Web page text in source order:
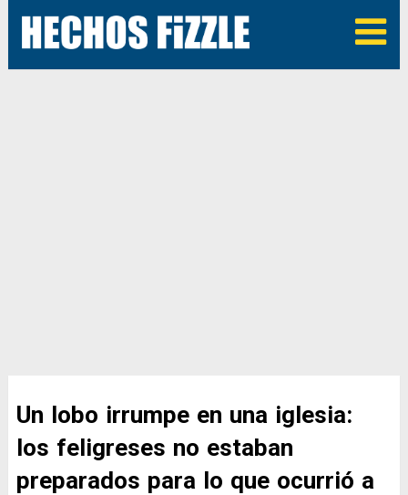
Un lobo irrumpe en una iglesia:
los feligreses no estaban
preparados para lo que ocurrió a